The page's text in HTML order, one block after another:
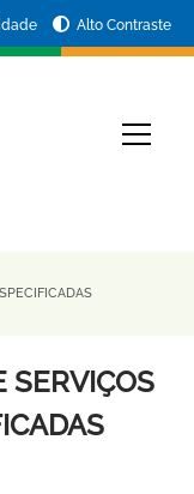
Alto Contraste
SERVIÇOS